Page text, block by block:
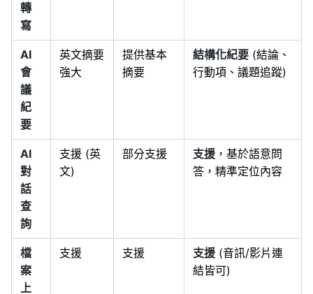
轉
寫
AI
會
議
紀
要
英文摘要
強大
提供基本
摘要
結構化紀要 (結論、
行動項、議題追蹤)
AI
對
話
查
詢
支援 (英
文)
部分支援 支援 ，基於語意問
答，精準定位內容
檔
案
上
支援 支援 支援 (音訊/影片連
結皆可)